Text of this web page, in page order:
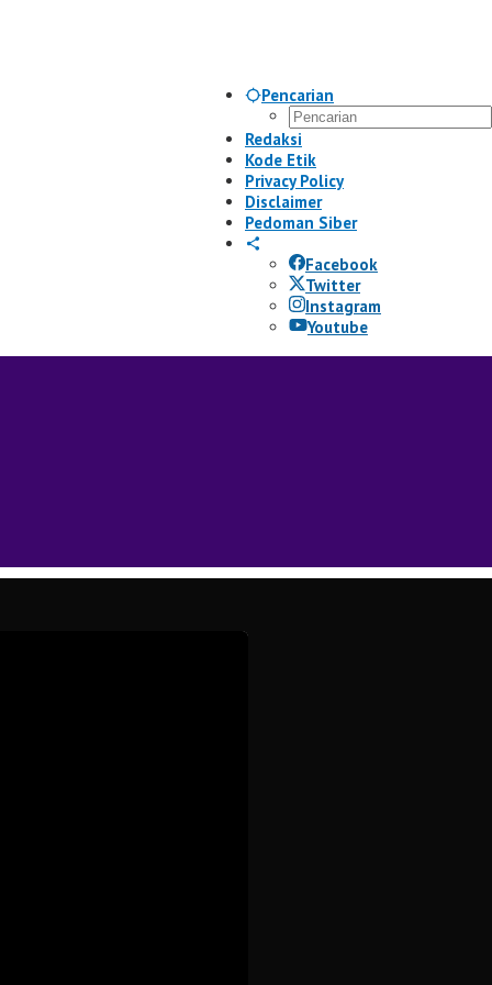
Pencarian
Redaksi
Kode Etik
Privacy Policy
Disclaimer
Pedoman Siber
Facebook
Twitter
Instagram
Youtube